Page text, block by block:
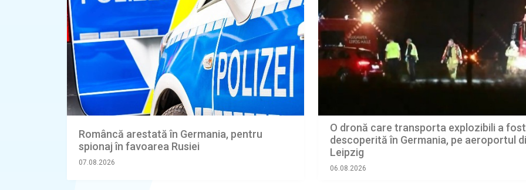
Româncă arestată în Germania, pentru
spionaj în favoarea Rusiei
07.08.2026
O dronă care transporta explozibili a fost
descoperită în Germania, pe aeroportul
Leipzig
06.08.2026